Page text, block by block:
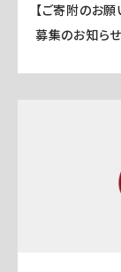
【ご寄附のお
募集のお知らせ